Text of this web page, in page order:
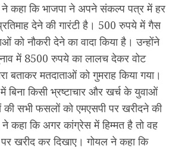
कहा कि भाजपा ने अपने संकल्प पत्र में हर
देने की गारंटी है। 500 रुपये में गैस
को नौकरी देने का वादा किया है। उन्होंने
में 8500 रुपये का लालच देकर वोट
मतदाताओं को गुमराह किया गया।
किसी भ्रष्टाचार और खर्च के युवाओं
की सभी फसलों को एमएसपी पर खरीदने की
कहा कि अगर कांग्रेस में हिम्मत है तो वह
खरीद कर दिखाए। गोयल ने कहा कि